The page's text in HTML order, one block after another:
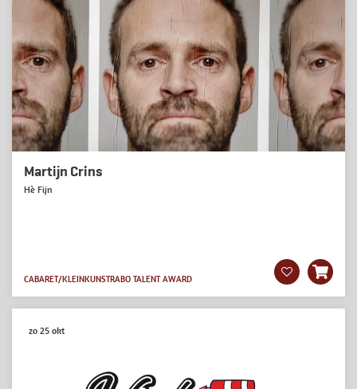
Martijn Crins
Hè Fijn
CABARET/KLEINKUNSTRABO TALENT AWARD
zo 25 okt